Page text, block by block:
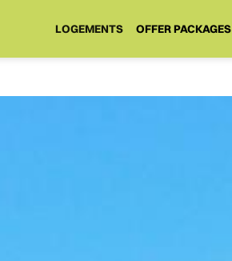
LOGEMENTS OFFER PACKAGES